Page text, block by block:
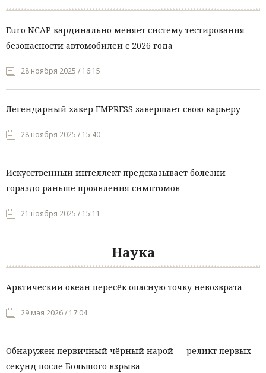
Euro NCAP кардинально меняет систему тестирования
безопасности автомобилей с 2026 года
28 ноября 2025 / 16:15
Легендарный хакер EMPRESS завершает свою карьеру
28 ноября 2025 / 15:40
Искусственный интеллект предсказывает болезни
гораздо раньше проявления симптомов
21 ноября 2025 / 15:11
Наука
Арктический океан пересёк опасную точку невозврата
29 мая 2026 / 17:04
Обнаружен первичный чёрный нарой — реликт первых
секунд после Большого взрыва